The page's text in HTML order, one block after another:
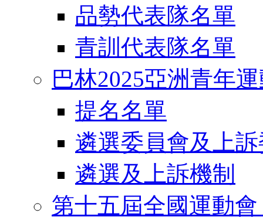
品勢代表隊名單
青訓代表隊名單
巴林2025亞洲青年
提名名單
遴選委員會及上
遴選及上訴機制
第十五屆全國運動